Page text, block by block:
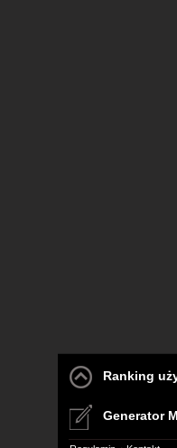
Ranking
Generator